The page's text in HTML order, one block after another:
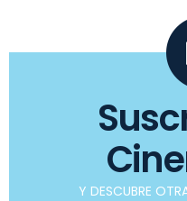
Y DESCUBRE